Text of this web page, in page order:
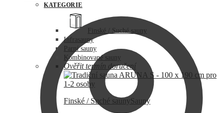
KATEGORIE
Finské / Suché sauny
Infrasauny
Parní sauny
Kombinované sauny
Ověřit termín doručení
Finské / Suché saunySauny